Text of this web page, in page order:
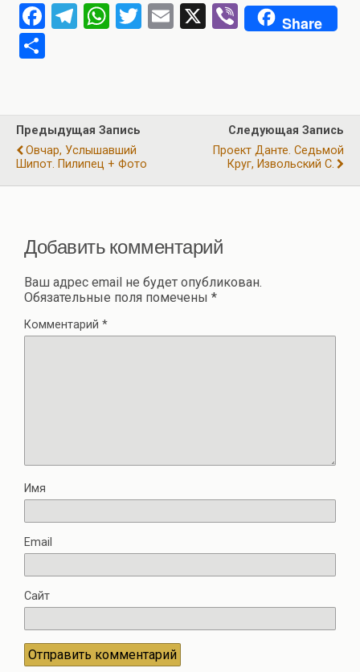
F
o
o
k
T
a
m
W
A
p
p
T
E
X
Vi
b
Share
р
а
в
Предыдущая Запись
Овчар, Услышавший
Шипот. Пилипец + Фото
Следующая Запись
Проект Данте. Седьмой
Круг, Извольский С.
Добавить комментарий
Ваш адрес email не будет опубликован.
Обязательные поля помечены *
Комментарий *
Имя
Email
Сайт